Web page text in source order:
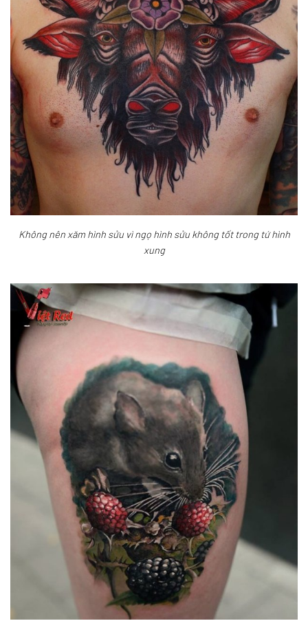
Không nên xăm hình sửu vì ngọ hình sửu không tốt trong tứ hình
xung